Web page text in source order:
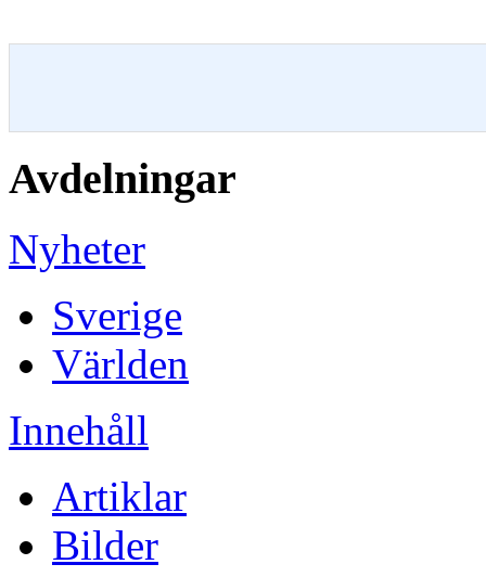
Avdelningar
Nyheter
Sverige
Världen
Innehåll
Artiklar
Bilder